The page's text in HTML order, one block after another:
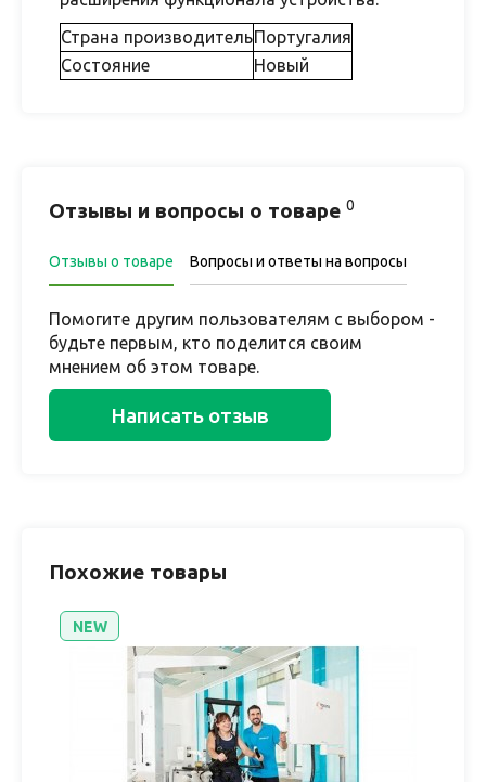
Страна производительПортугалия
Состояние
Новый
Отзывы и вопросы о товаре 0
Отзывы о товаре Вопросы и ответы на вопросы
Помогите другим пользователям с выбором -
будьте первым, кто поделится своим
мнением об этом товаре.
Написать отзыв
Похожие товары
NEW